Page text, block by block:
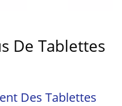
De Tablettes
Des Tablettes